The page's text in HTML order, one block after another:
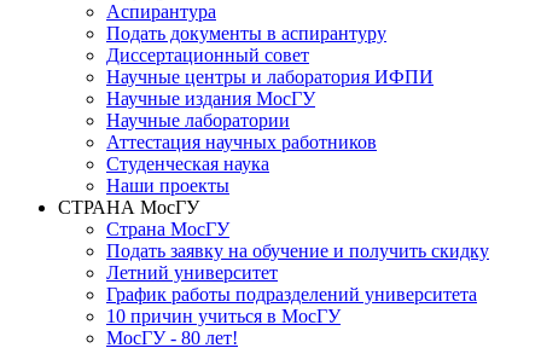
Аспирантура
Подать документы в аспирантуру
Диссертационный совет
Научные центры и лаборатория ИФПИ
Научные издания МосГУ
Научные лаборатории
Аттестация научных работников
Студенческая наука
Наши проекты
СТРАНА МосГУ
Страна МосГУ
Подать заявку на обучение и получить скидку
Летний университет
График работы подразделений университета
10 причин учиться в МосГУ
МосГУ - 80 лет!